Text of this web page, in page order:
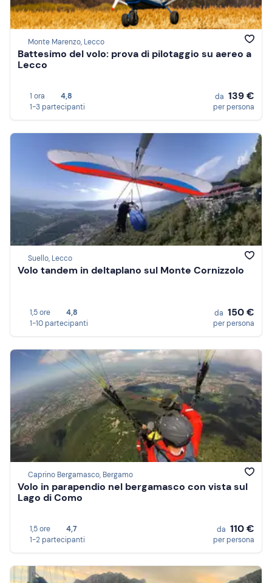
Monte Marenzo, Lecco
Battesimo del volo: prova di pilotaggio su aereo a
Lecco
1 ora
4,8
1-3 partecipanti
da 139 €
per persona
Suello, Lecco
Volo tandem in deltaplano sul Monte Cornizzolo
1,5 ore
4,8
1-10 partecipanti
da 150 €
per persona
Caprino Bergamasco, Bergamo
Volo in parapendio nel bergamasco con vista sul
Lago di Como
1,5 ore
4,7
1-2 partecipanti
da 110 €
per persona